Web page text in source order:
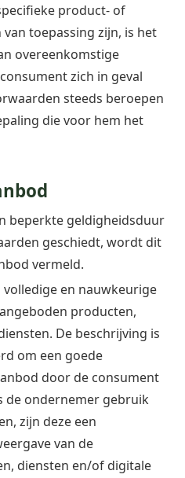
product- of
toepassing zijn, is het
overeenkomstige
zich in geval
steeds beroepen
die voor hem het
beperkte geldigheidsduur
geschiedt, wordt dit
vermeld.
en nauwkeurige
producten,
De beschrijving is
om een goede
door de consument
de ondernemer gebruik
zijn deze een
van de
diensten en/of digitale